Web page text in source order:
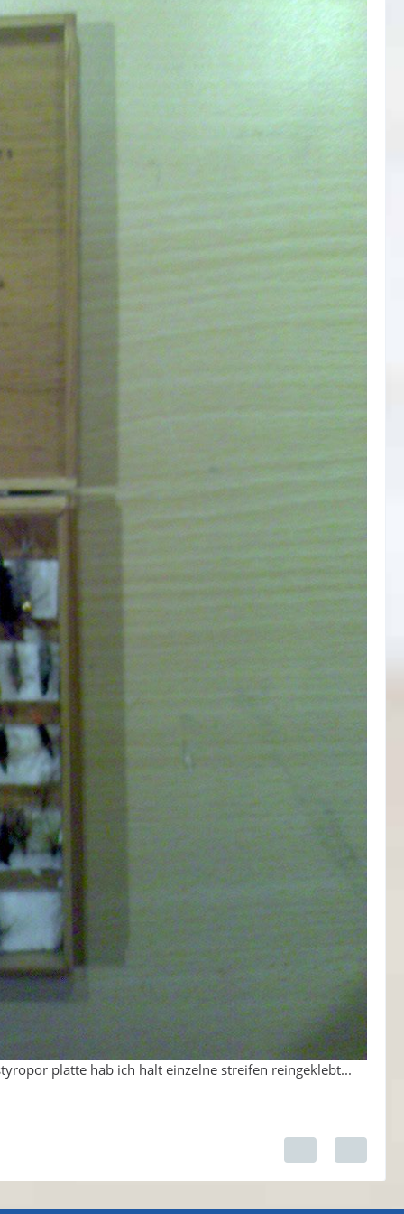
platte hab ich halt einzelne streifen reingeklebt...